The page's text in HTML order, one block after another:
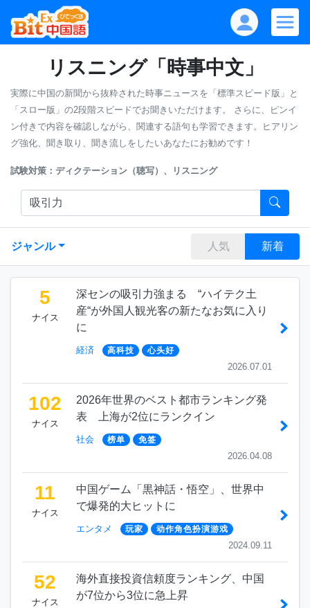
リスニング「時事中文」
実際に中国の新聞から抜粋された時事ニュースを「標準スピード版」と
「スロー版」の2段階スピードでお聞きいただけます。
さらに、ピンイ
ン付きで内容を確認しながら、関連する語句も学習できます。ヒアリン
グ強化、聞き取り、聞き流しをしたいあなたにお勧めです！
試験対策：ディクテーション（聴写）、リスニング
ジャンル 人気 新着
5
ナイス
深センの吸引力強まる “ハイテク土
産“が外国人観光客の新たなお気に入り
に
経済 高科技 心头好
2026.07.01
102
ナイス
2026年世界のベスト都市ランキング発
表 上海が2位にランクイン
社会 榜单 免签
2026.04.08
11
ナイス
中国ゲーム「黒神話・悟空」、世界中
で爆発的大ヒットに
エンタメ 玩家 动作角色扮演游戏
2024.09.11
52
ナイス
海外直接投資信頼度ランキング、中国
が7位から3位に急上昇